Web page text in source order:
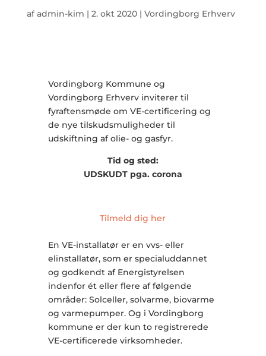
afadmin-kim | 2. okt 2020| Vordingborg Erhverv
Vordingborg Kommune og
Vordingborg Erhverv inviterer til
fyraftensmøde om VE-certificering og
de nye tilskudsmuligheder til
udskiftning af olie- og gasfyr.
Tid og sted:
UDSKUDT pga. corona
Tilmeld dig her
En VE-installatør er en vvs- eller
elinstallatør, som er specialuddannet
og godkendt af Energistyrelsen
indenfor ét eller flere af følgende
områder: Solceller, solvarme, biovarme
og varmepumper. Og i Vordingborg
kommune er der kun to registrerede
VE-certificerede virksomheder.